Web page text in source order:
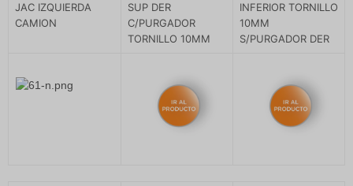
JAC IZQUIERDA
CAMION
SUP DER
C/PURGADOR
TORNILLO 10MM
INFERIOR TORNILLO
10MM
S/PURGADOR DER